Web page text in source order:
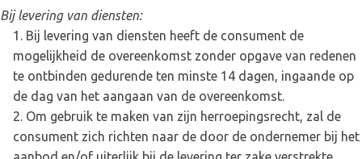
Bij levering van diensten:
Bij levering van diensten heeft de consument de
mogelijkheid de overeenkomst zonder opgave van redenen
te ontbinden gedurende ten minste 14 dagen, ingaande op
de dag van het aangaan van de overeenkomst.
Om gebruik te maken van zijn herroepingsrecht, zal de
consument zich richten naar de door de ondernemer bij het